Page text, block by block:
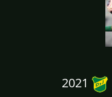
2021